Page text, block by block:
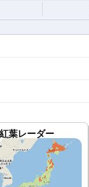
紅葉レーダー